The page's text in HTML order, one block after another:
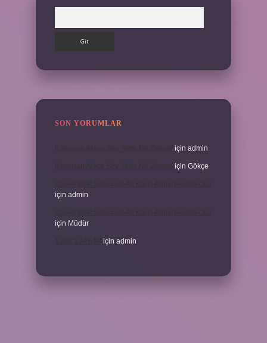
SON YORUMLAR
için admin
için Gökçe
için admin
için Müdür
için admin